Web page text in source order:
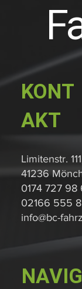
KONT
AKT
Limitenstr.
41236
0174 727 98
02166 555
info@bc-